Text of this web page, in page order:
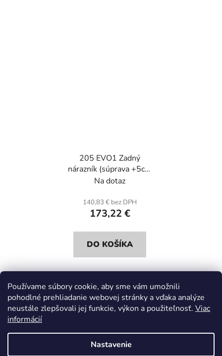
Používame súbory cookie, aby sme vám umožnili
pohodlné prehliadanie webovej stránky a vďaka analýze
neustále zlepšovali jej funkcie, výkon a použiteľnosť. Viac
informácií
Nastavenie
205 EVO1 Zadný
nárazník (súprava +5cm
na každú stranu).
Na dotaz
140,83 € bez DPH
173,22 €
DO KOŠÍKA
O
v
á
d
5položiek celkom